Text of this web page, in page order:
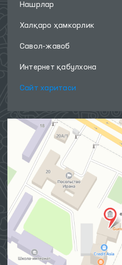
Нашрлар
Халқаро ҳамкорлик
Савол-жавоб
Интернет қабулхона
Сайт харитаси